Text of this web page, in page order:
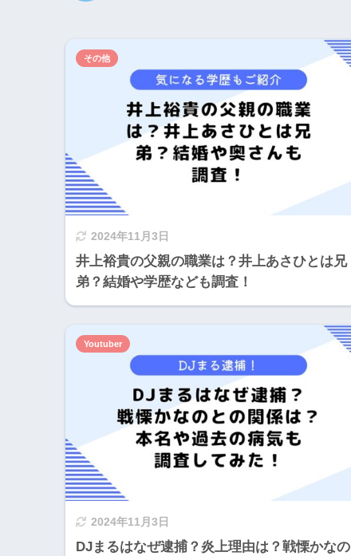
2024年11月3日
井上裕貴の父親の職業は？井上あさひとは兄
弟？結婚や学歴なども調査！
その他
2024年11月3日
DJまるはなぜ逮捕？炎上理由は？戦慄かなの
Youtuber